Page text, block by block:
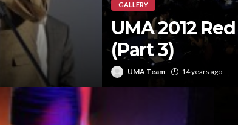
GALLERY
UMA 2012
(Part 3)
UMA Team 14 years ago